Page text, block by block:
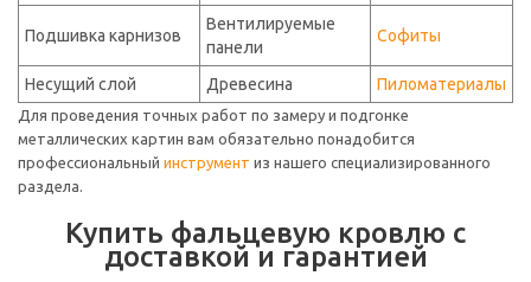
Подшивка карнизов
Вентилируемые
панели
Софиты
Несущий слой Древесина Пиломатериалы
Для проведения точных работ по замеру и подгонке
металлических картин вам обязательно понадобится
профессиональный инструмент из нашего специализированного
раздела.
Купить фальцевую кровлю с
доставкой и гарантией